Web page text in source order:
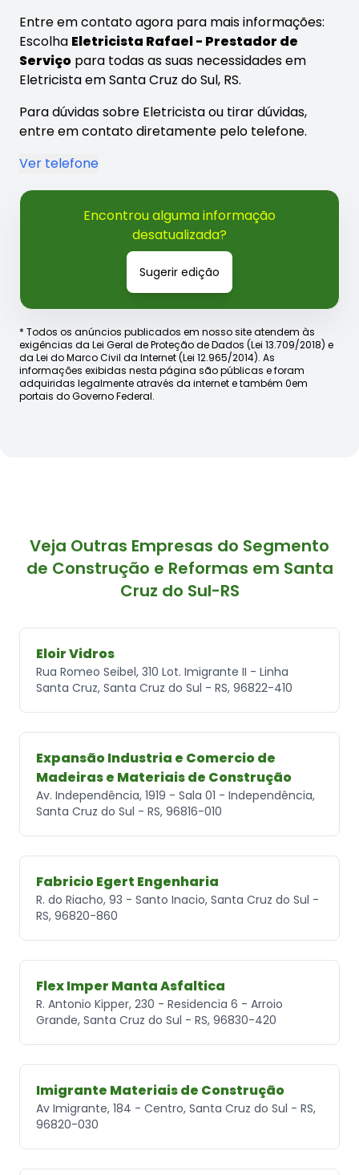
Entre em contato agora para mais informações:
Escolha Eletricista Rafael - Prestador de
Serviço para todas as suas necessidades em
Eletricista em Santa Cruz do Sul, RS.
Para dúvidas sobre Eletricista ou tirar dúvidas,
entre em contato diretamente pelo telefone.
Ver telefone
Encontrou alguma informação
desatualizada?
Sugerir edição
* Todos os anúncios publicados em nosso site atendem às
exigências da Lei Geral de Proteção de Dados (Lei 13.709/2018) e
da Lei do Marco Civil da Internet (Lei 12.965/2014). As
informações exibidas nesta página são públicas e foram
adquiridas legalmente através da internet e também 0em
portais do Governo Federal.
Veja Outras Empresas do Segmento
de Construção e Reformas em Santa
Cruz do Sul-RS
Eloir Vidros
Rua Romeo Seibel, 310 Lot. Imigrante II - Linha
Santa Cruz, Santa Cruz do Sul - RS, 96822-410
Expansão Industria e Comercio de
Madeiras e Materiais de Construção
Av. Independência, 1919 - Sala 01 - Independência,
Santa Cruz do Sul - RS, 96816-010
Fabricio Egert Engenharia
R. do Riacho, 93 - Santo Inacio, Santa Cruz do Sul -
RS, 96820-860
Flex Imper Manta Asfaltica
R. Antonio Kipper, 230 - Residencia 6 - Arroio
Grande, Santa Cruz do Sul - RS, 96830-420
Imigrante Materiais de Construção
Av Imigrante, 184 - Centro, Santa Cruz do Sul - RS,
96820-030